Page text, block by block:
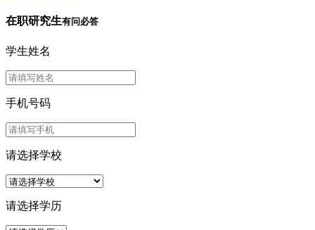
在职研究生有问必答
学生姓名
手机号码
请选择学校
请选择学历